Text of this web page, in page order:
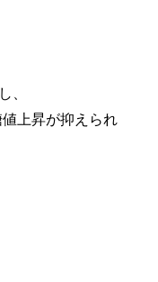
、
上昇が抑えられ